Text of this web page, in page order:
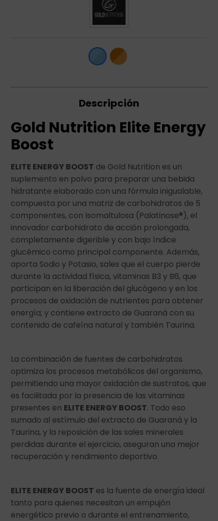
Descripción
Gold Nutrition Elite Energy
Boost
ELITE ENERGY BOOST de Gold Nutrition es un
suplemento en polvo para preparar una bebida
hidratante elaborado con una fórmula inigualable,
compuesta por una matriz de carbohidratos de 5
componentes, con Isomaltulosa (Palatinose®), el
innovador carbohidrato de acción prolongada,
completamente digerible y con bajo índice
glucémico como principal componente. Además,
aporta Sodio y Potasio, sales que el cuerpo pierde
durante la actividad física, vitaminas B3 y B6, que
participan en la liberación del glucógeno y en los
procesos de oxidación de nutrientes para obtener
energía; y contiene extracto de Guaraná con su
contenido de cafeína natural y también Taurina.
La combinación de fuentes de carbohidratos
optimiza los procesos metabólicos del organismo,
permitiendo una mayor oxidación de sustratos, que
es facilitada por la presencia de las vitaminas
presentes en ELITE ENERGY BOOST. Todo eso
sumado al estímulo del extracto de Guaraná y la
Taurina, y la reposición de las sales minerales
perdidas durante el ejercicio, aseguran una mejor
recuperación y rendimiento deportivo.
ELITE ENERGY BOOST es la fuente de energía ideal
tanto para quienes necesitan un empujón
energético previo o durante el entrenamiento,